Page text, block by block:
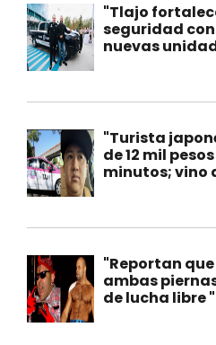
"Tlajo
seguridad
nuevas
"Turista
de 12 mil
minutos; vino
"Reportan
ambas
de lucha libre "